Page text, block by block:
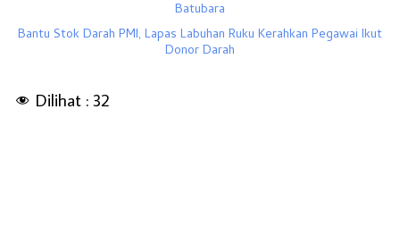
Batubara
Bantu Stok Darah PMI, Lapas Labuhan Ruku Kerahkan Pegawai Ikut
Donor Darah
Dilihat : 32